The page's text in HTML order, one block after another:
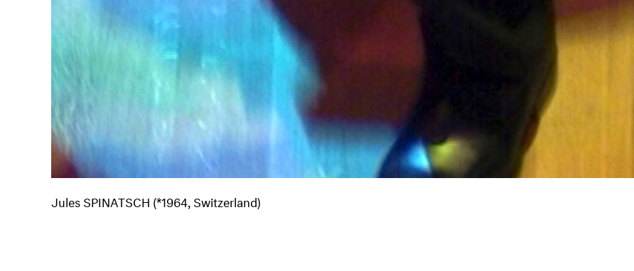
Jules SPINATSCH (*1964, Switzerland)